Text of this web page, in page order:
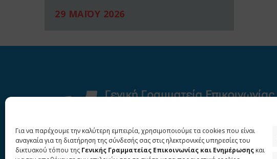
Για να παρέχουμε την καλύτερη εμπειρία, χρησιμοποιούμε τα cookies που είναι
αναγκαία για τη διατήρηση της σύνδεσής σας στις ηλεκτρονικές υπηρεσίες του
δικτυακού τόπου της Γενικής Γραμματείας Επικοινωνίας και Ενημέρωσης και
29 ΜΑΪΟΥ 2026